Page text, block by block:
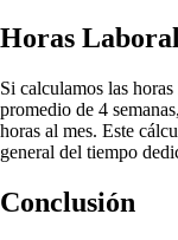
Horas
Si calculamos las
promedio de 4
horas al mes. Este
general del tiempo
Conclusión